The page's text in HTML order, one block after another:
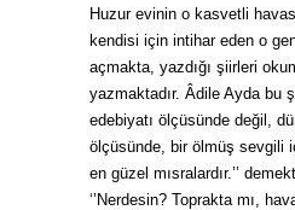
Huzur evinin o kasvetli
kendisi için intihar eden o
açmakta, yazdığı şiirleri
yazmaktadır. Âdile Ayda bu
edebiyatı ölçüsünde değil,
ölçüsünde, bir ölmüş sevgili
en güzel mısralardır.’’
‘’Nerdesin? Toprakta mı,